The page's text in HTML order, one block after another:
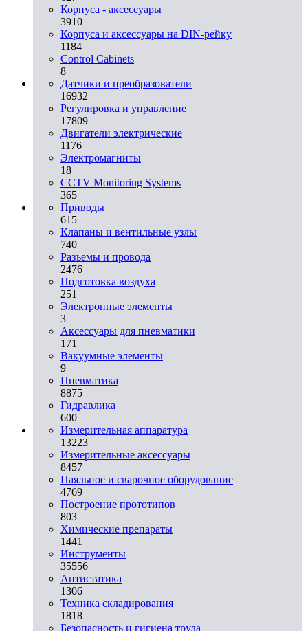
Корпуса - аксессуары
3910
Корпуса и аксессуары на DIN-рейку
1184
Control Cabinets
8
Датчики и преобразователи
16932
Регулировка и управление
17809
Двигатели электрические
1176
Электромагниты
18
CCTV Monitoring Systems
365
Приводы
615
Клапаны и вентильные узлы
740
Разъемы и провода
2476
Подготовка воздуха
251
Электронные элементы
3
Аксессуары для пневматики
171
Вакуумные элементы
9
Пневматика
8875
Гидравлика
600
Измерительная аппаратура
13223
Измерительные аксессуары
8457
Паяльное и сварочное оборудование
4769
Построение прототипов
803
Химические препараты
1441
Инструменты
35556
Aнтистатика
1306
Техника складирования
1818
Безопасность и гигиена труда